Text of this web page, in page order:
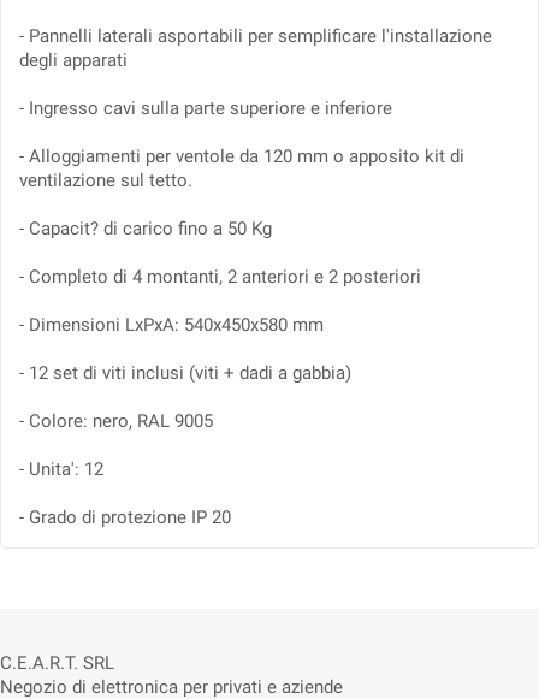
- Pannelli laterali asportabili per semplificare l'installazione
degli apparati
- Ingresso cavi sulla parte superiore e inferiore
- Alloggiamenti per ventole da 120 mm o apposito kit di
ventilazione sul tetto.
- Capacit? di carico fino a 50 Kg
- Completo di 4 montanti, 2 anteriori e 2 posteriori
- Dimensioni LxPxA: 540x450x580 mm
- 12 set di viti inclusi (viti + dadi a gabbia)
- Colore: nero, RAL 9005
- Unita': 12
- Grado di protezione IP 20
C.E.A.R.T. SRL
Negozio di elettronica per privati e aziende